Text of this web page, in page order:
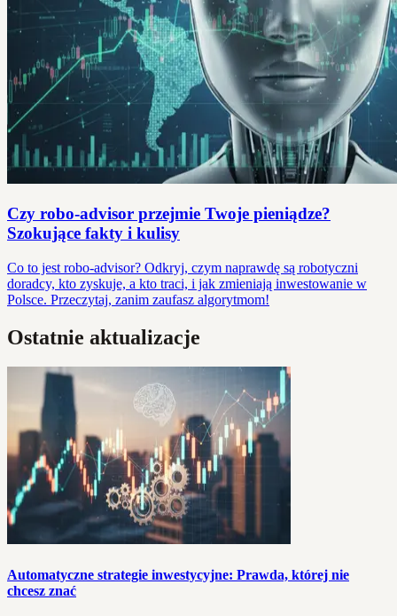
Czy robo-advisor przejmie Twoje pieniądze?
Szokujące fakty i kulisy
Co to jest robo-advisor? Odkryj, czym naprawdę są robotyczni
doradcy, kto zyskuje, a kto traci, i jak zmieniają inwestowanie w
Polsce. Przeczytaj, zanim zaufasz algorytmom!
Ostatnie aktualizacje
Automatyczne strategie inwestycyjne: Prawda, której nie
chcesz znać